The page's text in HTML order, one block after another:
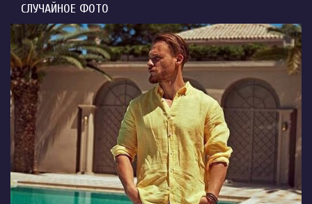
СЛУЧАЙНОЕ ФОТО